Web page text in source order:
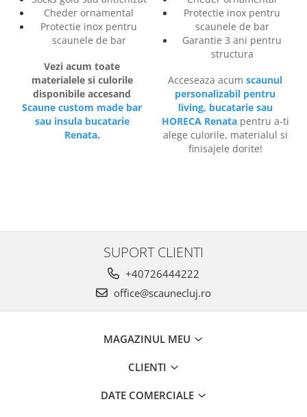
Cheder ornamental
Protectie inox pentru
scaunele de bar
Vezi acum toate
materialele si culorile
disponibile accesand
Scaune custom made bar
sau insula bucatarie
Renata.
Protectie inox pentru
scaunele de bar
Garantie 3 ani pentru
structura
Acceseaza acum scaunul
personalizabil pentru
living, bucatarie sau
HORECA Renatapentru a-ti
alege culorile, materialul si
finisajele dorite!
SUPORT CLIENTI
+40726444222
office@scaunecluj.ro
MAGAZINUL MEU
CLIENTI
DATE COMERCIALE